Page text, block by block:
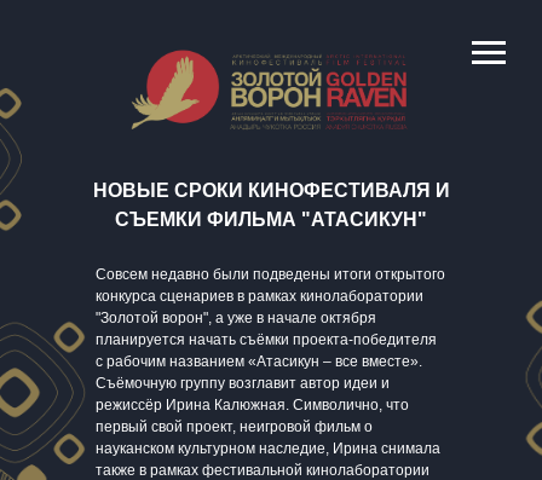
НОВЫЕ СРОКИ КИНОФЕСТИВАЛЯ И
СЪЕМКИ ФИЛЬМА "АТАСИКУН"
Совсем недавно были подведены итоги открытого
конкурса сценариев в рамках кинолаборатории
"Золотой ворон", а уже в начале октября
планируется начать съёмки проекта-победителя
с рабочим названием «Атасикун – все вместе».
Съёмочную группу возглавит автор идеи и
режиссёр Ирина Калюжная. Символично, что
первый свой проект, неигровой фильм о
науканском культурном наследие, Ирина снимала
также в рамках фестивальной кинолаборатории